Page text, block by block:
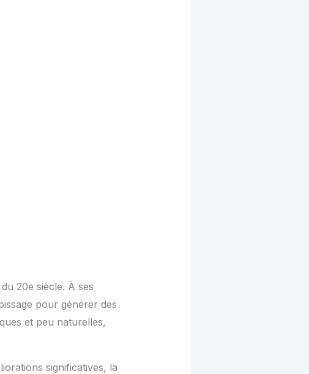
20e siècle. À ses
pour générer des
et peu naturelles,
significatives, la